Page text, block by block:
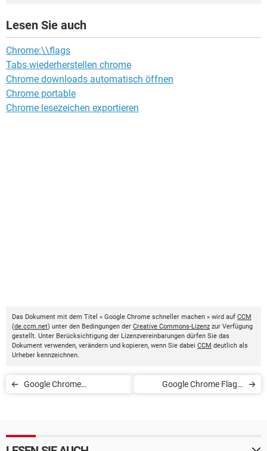
Lesen Sie auch
Chrome:\\flags
Tabs wiederherstellen chrome
Chrome downloads automatisch öffnen
Chrome portable
Chrome lesezeichen exportieren
Das Dokument mit dem Titel « Google Chrome schneller machen » wird auf CCM
(de.ccm.net) unter den Bedingungen der Creative Commons-Lizenz zur Verfügung
gestellt. Unter Berücksichtigung der Lizenzvereinbarungen dürfen Sie das
Dokument verwenden, verändern und kopieren, wenn Sie dabei CCM deutlich als
Urheber kennzeichnen.
Google Chrome
Google Chrome Flags: